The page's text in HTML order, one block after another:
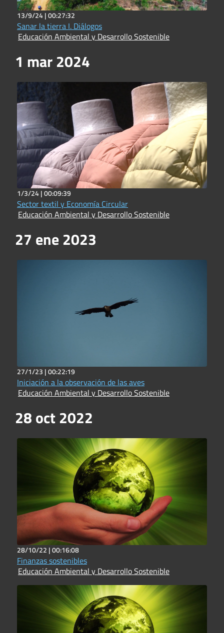
13/9/24 |00:27:32
Sanar la tierra I. Diálogos
Educación Ambiental y Desarrollo Sostenible
1 mar 2024
1/3/24 |00:09:39
Sector textil y Economía Circular
Educación Ambiental y Desarrollo Sostenible
27 ene 2023
27/1/23 |00:22:19
Iniciación a la observación de las aves
Educación Ambiental y Desarrollo Sostenible
28 oct 2022
28/10/22 |00:16:08
Finanzas sostenibles
Educación Ambiental y Desarrollo Sostenible